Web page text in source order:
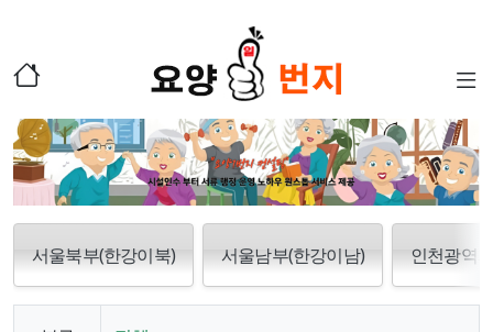
서울북부(한강이북) 서울남부(한강이남) 인천광역시